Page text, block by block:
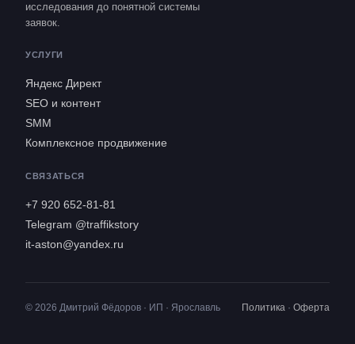
исследования до понятной системы
заявок.
УСЛУГИ
Яндекс Директ
SEO и контент
SMM
Комплексное продвижение
СВЯЗАТЬСЯ
+7 920 652-81-81
Telegram @traffikstory
it-aston@yandex.ru
© 2026 Дмитрий Фёдоров · ИП · Ярославль Политика · Оферта